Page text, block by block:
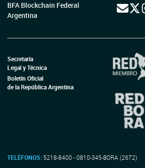
BFA Blockchain Federal
Argentina
Secretaría
Legal y Técnica
Boletín Oficial
de la República Argentina
TELÉFONOS: 5218-8400 - 0810-345-BORA (2672)